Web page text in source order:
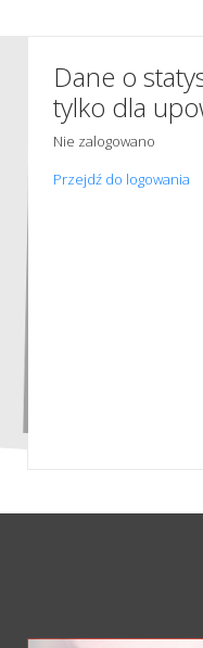
Dane o
tylko dla
Nie zalogowano
Przejdź do logowania